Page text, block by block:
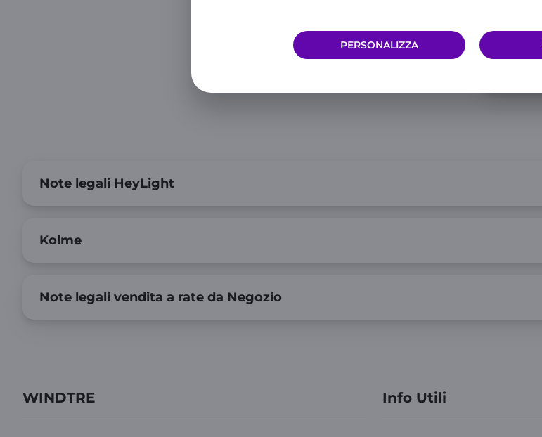
PERSONALIZZA
Note legali HeyLight
Kolme
Note legali vendita a rate da Negozio
WINDTRE Info Utili